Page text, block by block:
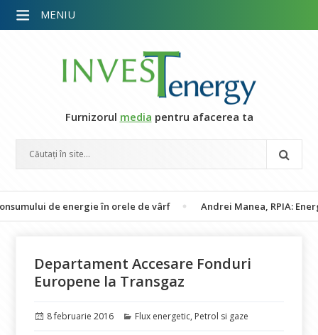
Furnizorul media pentru afacerea ta
de energie în orele de vârf Andrei Manea, RPIA: Energia
Departament Accesare Fonduri
Europene la Transgaz
Publicat
8 februarie 2016 Categorii
Flux energetic, Petrol si gaze
MENIU